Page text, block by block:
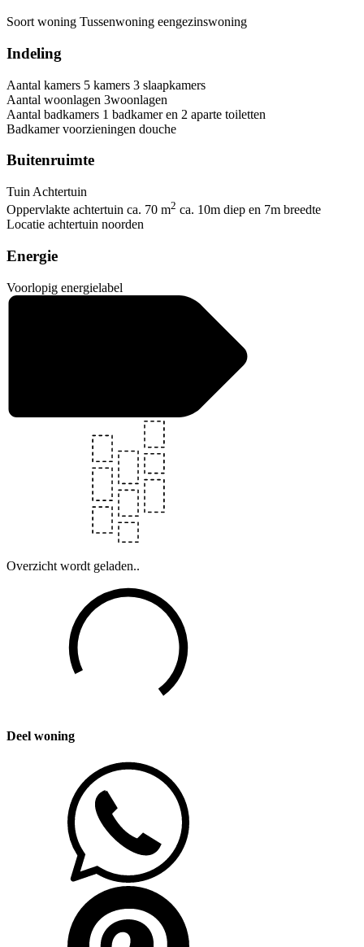
Soort woning Tussenwoning eengezinswoning
Indeling
Aantal kamers 5 kamers 3 slaapkamers
Aantal woonlagen 3woonlagen
Aantal badkamers 1 badkamer en 2 aparte toiletten
Badkamer voorzieningen douche
Buitenruimte
Tuin Achtertuin
Oppervlakte achtertuin ca. 70 m2 ca. 10m diep en 7m breedte
Locatie achtertuin noorden
Energie
Voorlopig energielabel
Overzicht wordt geladen..
Deel woning